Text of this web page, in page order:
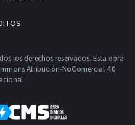
los derechos reservados. Esta obra
Atribución-NoComercial 4.0